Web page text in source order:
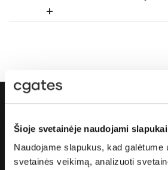
Šioje svetainėje naudojami slapukai
Naudojame slapukus, kad galėtume
svetainės veikimą, analizuoti
Apie „Cgates“
Apie mus